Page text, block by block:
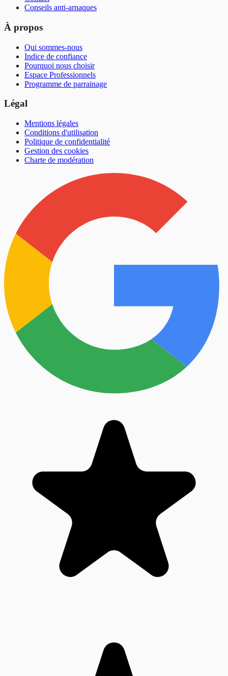
Conseils anti-arnaques
À propos
Qui sommes-nous
Indice de confiance
Pourquoi nous choisir
Espace Professionnels
Programme de parrainage
Légal
Mentions légales
Conditions d'utilisation
Politique de confidentialité
Gestion des cookies
Charte de modération